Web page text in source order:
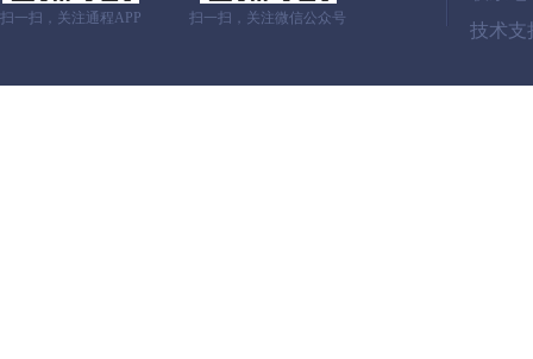
扫一扫，关注通程APP 扫一扫，关注微信公众号
技术支